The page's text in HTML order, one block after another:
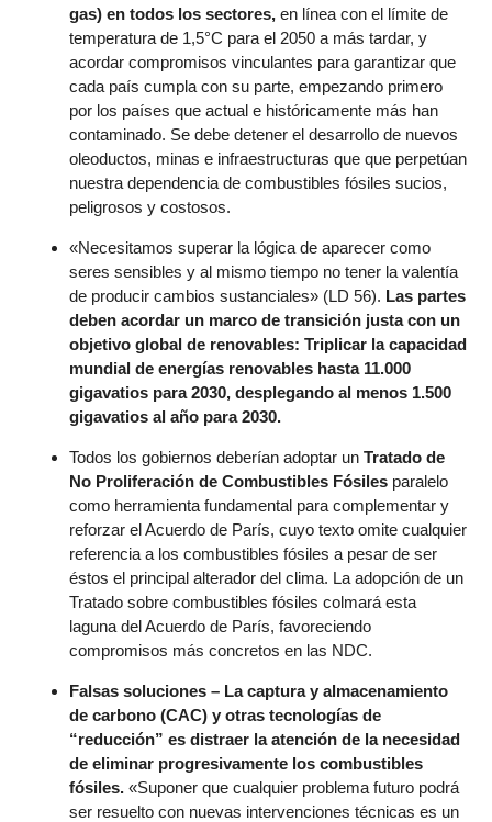
gas) en todos los sectores, en línea con el límite de
temperatura de 1,5°C para el 2050 a más tardar, y
acordar compromisos vinculantes para garantizar que
cada país cumpla con su parte, empezando primero
por los países que actual e históricamente más han
contaminado. Se debe detener el desarrollo de nuevos
oleoductos, minas e infraestructuras que que perpetúan
nuestra dependencia de combustibles fósiles sucios,
peligrosos y costosos.
«Necesitamos superar la lógica de aparecer como
seres sensibles y al mismo tiempo no tener la valentía
de producir cambios sustanciales» (LD 56). Las partes
deben acordar un marco de transición justa con un
objetivo global de renovables: Triplicar la capacidad
mundial de energías renovables hasta 11.000
gigavatios para 2030, desplegando al menos 1.500
gigavatios al año para 2030.
Todos los gobiernos deberían adoptar un Tratado de
No Proliferación de Combustibles Fósiles paralelo
como herramienta fundamental para complementar y
reforzar el Acuerdo de París, cuyo texto omite cualquier
referencia a los combustibles fósiles a pesar de ser
éstos el principal alterador del clima. La adopción de un
Tratado sobre combustibles fósiles colmará esta
laguna del Acuerdo de París, favoreciendo
compromisos más concretos en las NDC.
Falsas soluciones – La captura y almacenamiento
de carbono (CAC) y otras tecnologías de
“reducción” es distraer la atención de la necesidad
de eliminar progresivamente los combustibles
fósiles. «Suponer que cualquier problema futuro podrá
ser resuelto con nuevas intervenciones técnicas es un